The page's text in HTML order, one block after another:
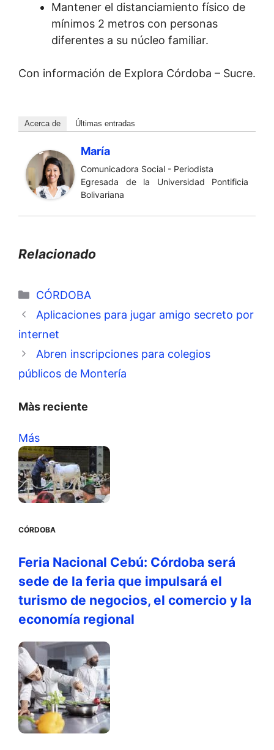
Mantener el distanciamiento físico de
mínimos 2 metros con personas
diferentes a su núcleo familiar.
Con información de Explora Córdoba – Sucre.
Acerca de Últimas entradas
María
Comunicadora Social - Periodista
Egresada de la Universidad Pontificia
Bolivariana
Relacionado
Categorías
CÓRDOBA
Aplicaciones para jugar amigo secreto por
internet
Abren inscripciones para colegios
públicos de Montería
Màs reciente
Más
CÓRDOBA
Feria Nacional Cebú: Córdoba será
sede de la feria que impulsará el
turismo de negocios, el comercio y la
economía regional